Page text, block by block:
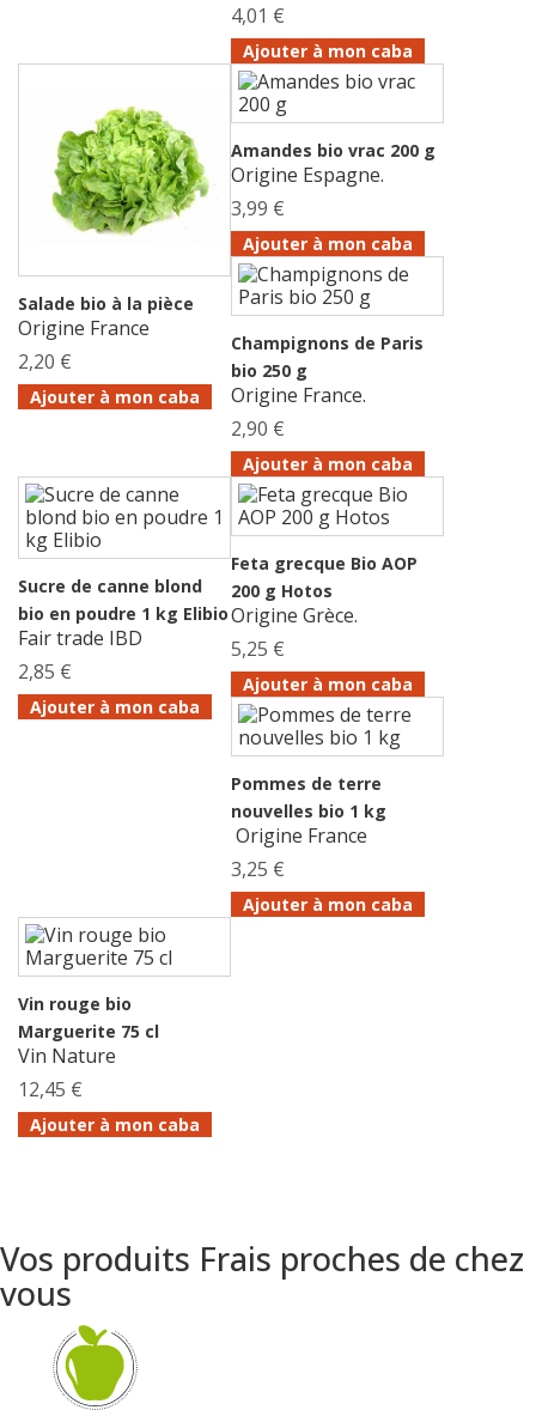
4,01 €
Ajouter à mon caba
Salade bio à la pièce
Origine France
2,20 €
Ajouter à mon caba
Amandes bio vrac 200 g
Origine Espagne.
3,99 €
Ajouter à mon caba
Champignons de Paris
bio 250 g
Origine France.
2,90 €
Ajouter à mon caba
Sucre de canne blond
bio en poudre 1 kg Elibio
Fair trade IBD
2,85 €
Ajouter à mon caba
Feta grecque Bio AOP
200 g Hotos
Origine Grèce.
5,25 €
Ajouter à mon caba
Pommes de terre
nouvelles bio 1 kg
Origine France
3,25 €
Ajouter à mon caba
Vin rouge bio
Marguerite 75 cl
Vin Nature
12,45 €
Ajouter à mon caba
Vos produits Frais proches de chez
vous